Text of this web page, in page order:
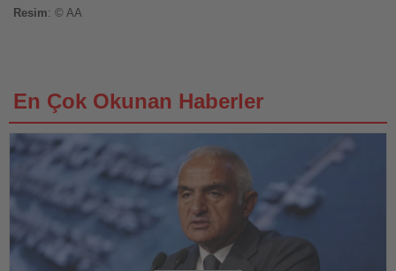
Resim: © AA
En Çok Okunan Haberler